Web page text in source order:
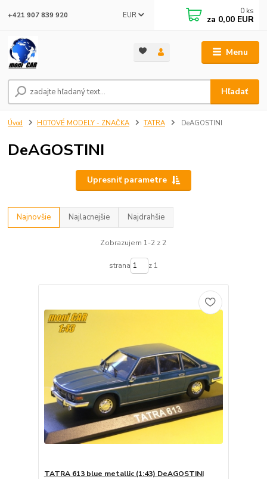
Menu
EUR
Hľadať
+421 907 839 920 0 ks
za 0,00 EUR
Úvod HOTOVÉ MODELY - ZNAČKA TATRA DeAGOSTINI
DeAGOSTINI
Upresniť parametre
Najnovšie Najlacnejšie Najdrahšie
Zobrazujem 1-2 z 2
strana z 1
TATRA 613 blue metallic (1:43) DeAGOSTINI